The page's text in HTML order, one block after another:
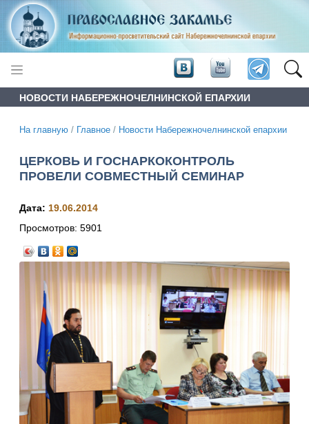
НОВОСТИ НАБЕРЕЖНОЧЕЛНИНСКОЙ ЕПАРХИИ
На главную / Главное / Новости Набережночелнинской епархии
ЦЕРКОВЬ И ГОСНАРКОКОНТРОЛЬ
ПРОВЕЛИ СОВМЕСТНЫЙ СЕМИНАР
Дата: 19.06.2014
Просмотров: 5901